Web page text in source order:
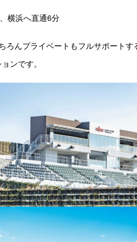
横浜へ直通6分
んプライベートもフルサポートす
ンです。